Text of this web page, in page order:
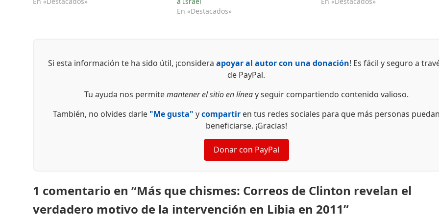
En «Destacados»
Si esta información te ha sido útil, ¡consideraapoyar al autor con una donación! Es fácil y seguro a
de PayPal.
Tu ayuda nos permitemantener el sitio en líneay seguir compartiendo contenido valioso.
También, no olvides darle "Me gusta" ycompartiren tus redes sociales para que más personas puedan
beneficiarse. ¡Gracias!
Donar con PayPal
1 comentario en “Más que chismes: Correos de Clinton revelan el
verdadero motivo de la intervención en Libia en 2011”